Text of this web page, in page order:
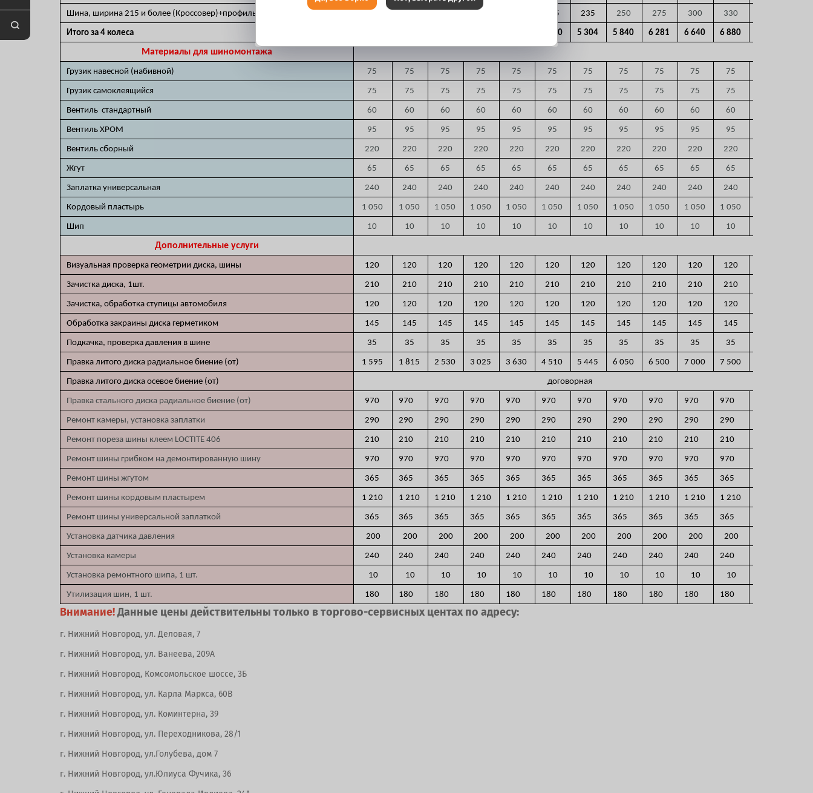
Шина, ширина 215 и более (Кроссовер)+профиль 45 и менее 235 235 250 275 300 330
Итого за 4 колеса 4 660 5 304 5 840 6 281 6 640 6 880
Материалы для шиномонтажа
Грузик навесной (набивной) 75 75 75 75 75 75 75 75 75 75 75
Грузик самоклеящийся 75 75 75 75 75 75 75 75 75 75 75
Вентиль стандартный 60 60 60 60 60 60 60 60 60 60 60
Вентиль ХРОМ 95 95 95 95 95 95 95 95 95 95 95
Вентиль сборный 220 220 220 220 220 220 220 220 220 220 220
Жгут 65 65 65 65 65 65 65 65 65 65 65
Заплатка универсальная 240 240 240 240 240 240 240 240 240 240 240
Кордовый пластырь 1 050 1 050 1 050 1 050 1 050 1 050 1 050 1 050 1 050 1 050 1 050
Шип 10 10 10 10 10 10 10 10 10 10 10
Дополнительные услуги
Визуальная проверка геометрии диска, шины 120 120 120 120 120 120 120 120 120 120 120
Зачистка диска, 1шт. 210 210 210 210 210 210 210 210 210 210 210
Зачистка, обработка ступицы автомобиля 120 120 120 120 120 120 120 120 120 120 120
Обработка закраины диска герметиком 145 145 145 145 145 145 145 145 145 145 145
Подкачка, проверка давления в шине 35 35 35 35 35 35 35 35 35 35 35
Правка литого диска радиальное биение (от) 1 595 1 815 2 530 3 025 3 630 4 510 5 445 6 050 6 500 7 000 7 500
Правка литого диска осевое биение (от) договорная
Правка стального диска радиальное биение (от) 970 970 970 970 970 970 970 970 970 970 970
Ремонт камеры, установка заплатки 290 290 290 290 290 290 290 290 290 290 290
Ремонт пореза шины клеем LOCTITE 406 210 210 210 210 210 210 210 210 210 210 210
Ремонт шины грибком на демонтированную шину 970 970 970 970 970 970 970 970 970 970 970
Ремонт шины жгутом 365 365 365 365 365 365 365 365 365 365 365
Ремонт шины кордовым пластырем 1 210 1 210 1 210 1 210 1 210 1 210 1 210 1 210 1 210 1 210 1 210
Ремонт шины универсальной заплаткой 365 365 365 365 365 365 365 365 365 365 365
Установка датчика давления 200 200 200 200 200 200 200 200 200 200 200
Установка камеры 240 240 240 240 240 240 240 240 240 240 240
Установка ремонтного шипа, 1 шт. 10 10 10 10 10 10 10 10 10 10 10
Утилизация шин, 1 шт. 180 180 180 180 180 180 180 180 180 180 180
Внимание!Данные цены действительны только в торгово-сервисных центах по адресу:
г. Нижний Новгород, ул. Деловая, 7
г. Нижний Новгород, ул. Ванеева, 209А
г. Нижний Новгород, Комсомольское шоссе, 3Б
г. Нижний Новгород, ул. Карла Маркса, 60В
г. Нижний Новгород, ул. Коминтерна, 39
г. Нижний Новгород, ул. Переходникова, 28/1
г. Нижний Новгород, ул.Голубева, дом 7
г. Нижний Новгород, ул.Юлиуса Фучика, 36